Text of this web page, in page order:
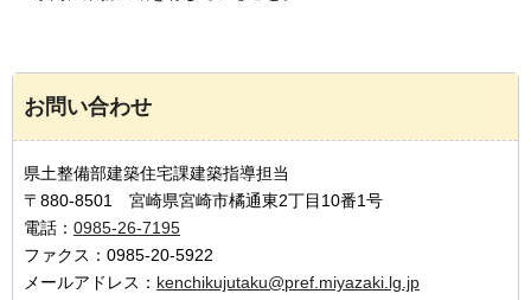
お問い合わせ
県土整備部建築住宅課建築指導担当
〒880-8501 宮崎県宮崎市橘通東2丁目10番1号
電話： 0985-26-7195
ファクス：0985-20-5922
メールアドレス： kenchikujutaku@pref.miyazaki.lg.jp